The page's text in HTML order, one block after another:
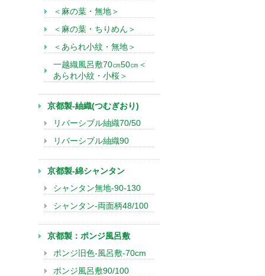
＜麻の葉・無地＞
＜麻の葉・ちりめん＞
＜あられ小紋・無地＞
一越織風呂敷70㎝50㎝＜
あられ小紋・小桜＞
京都製-紬織(つむぎおり)
リバーシブル紬織70/50
リバーシブル紬織90
京都製-綿シャンタン
シャンタン無地-90-130
シャンタン-両面柄48/100
京都製：ポンジ風呂敷
ポンジ旧色-風呂敷-70cm
ポンジ風呂敷90/100